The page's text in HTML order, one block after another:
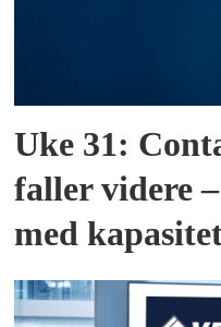
Uke 31:
faller videre
med